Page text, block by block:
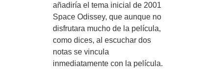
añadiría el tema inicial de 2001
Space Odissey, que aunque no
disfrutara mucho de la película,
como dices, al escuchar dos
notas se vincula
inmediatamente con la película.